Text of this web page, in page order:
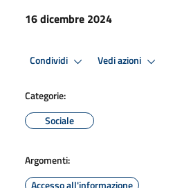
16 dicembre 2024
Condividi Vedi azioni
Categorie:
Sociale
Argomenti:
Accesso all'informazione